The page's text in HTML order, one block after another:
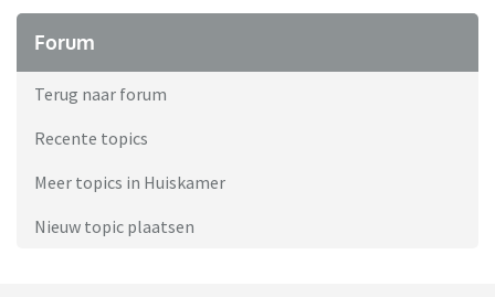
Forum
Terug naar forum
Recente topics
Meer topics in Huiskamer
Nieuw topic plaatsen